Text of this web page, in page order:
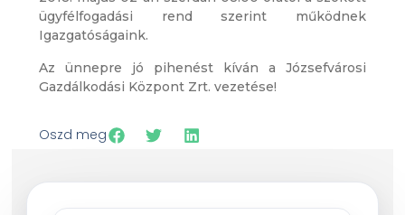
ügyfélfogadási rend szerint működnek
Igazgatóságaink.
Az ünnepre jó pihenést kíván a Józsefvárosi
Gazdálkodási Központ Zrt. vezetése!
Oszd meg